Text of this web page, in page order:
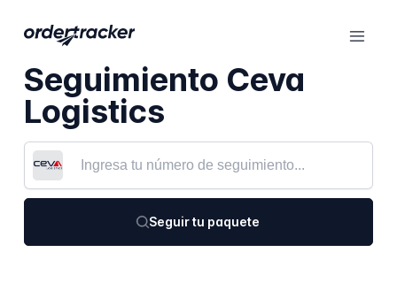
Seguimiento Ceva
Logistics
Seguir tu paquete